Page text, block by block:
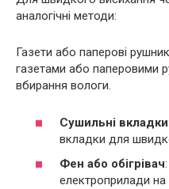
аналогічні методи:
Газети або паперові
газетами або паперовими
вбирання вологи.
Сушильні вкладки
вкладки для
Фен або обігрівач
електроприлади на